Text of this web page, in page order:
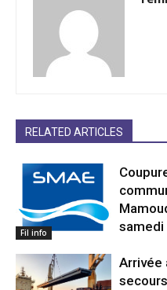
RELATED ARTICLES
Fil info
samedi
Arrivée